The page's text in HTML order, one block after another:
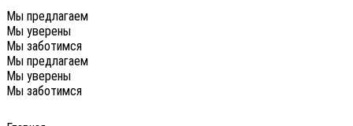
Мы предлагаем
Мы уверены
Мы заботимся
Мы предлагаем
Мы уверены
Мы заботимся